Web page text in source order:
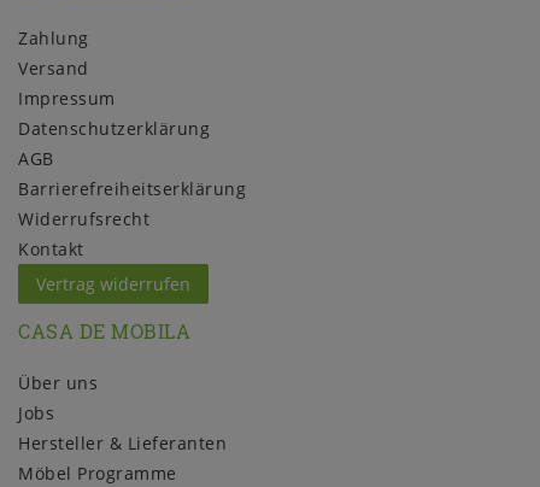
Zahlung
Versand
Impressum
Daten­schutz­erklärung
AGB
Barrierefreiheitserklärung
Widerrufs­recht
Kontakt
Vertrag widerrufen
CASA DE MOBILA
Über uns
Jobs
Hersteller & Lieferanten
Möbel Programme